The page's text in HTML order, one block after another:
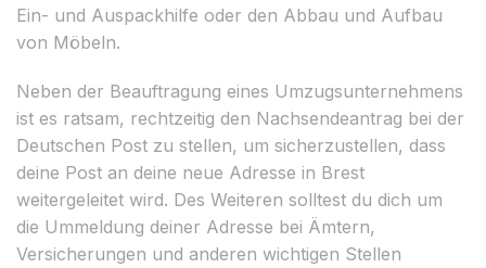
Ein- und Auspackhilfe oder den Abbau und Aufbau
von Möbeln.
Neben der Beauftragung eines Umzugsunternehmens
ist es ratsam, rechtzeitig den Nachsendeantrag bei der
Deutschen Post zu stellen, um sicherzustellen, dass
deine Post an deine neue Adresse in Brest
weitergeleitet wird. Des Weiteren solltest du dich um
die Ummeldung deiner Adresse bei Ämtern,
Versicherungen und anderen wichtigen Stellen